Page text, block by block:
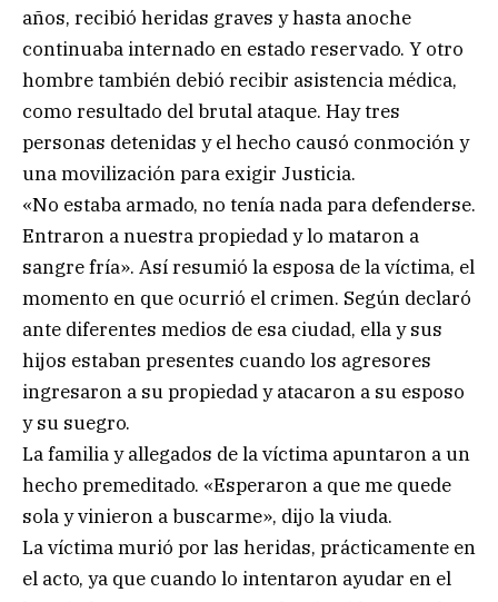
años, recibió heridas graves y hasta anoche
continuaba internado en estado reservado. Y otro
hombre también debió recibir asistencia médica,
como resultado del brutal ataque. Hay tres
personas detenidas y el hecho causó conmoción y
una movilización para exigir Justicia.
«No estaba armado, no tenía nada para defenderse.
Entraron a nuestra propiedad y lo mataron a
sangre fría». Así resumió la esposa de la víctima, el
momento en que ocurrió el crimen. Según declaró
ante diferentes medios de esa ciudad, ella y sus
hijos estaban presentes cuando los agresores
ingresaron a su propiedad y atacaron a su esposo
y su suegro.
La familia y allegados de la víctima apuntaron a un
hecho premeditado. «Esperaron a que me quede
sola y vinieron a buscarme», dijo la viuda.
La víctima murió por las heridas, prácticamente en
el acto, ya que cuando lo intentaron ayudar en el